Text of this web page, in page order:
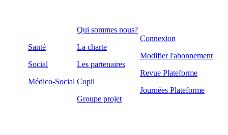
Santé
Social
Médico-Social
Qui sommes nous?
La charte
Les partenaires
Copil
Groupe projet
Connexion
Modifier l'abonnement
Revue Plateforme
Journées Plateforme